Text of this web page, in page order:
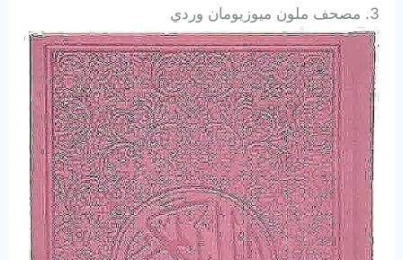
3. مصحف ملون ميوزيومان وردي